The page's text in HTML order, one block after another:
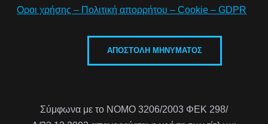
Οροι χρήσης – Πολιτική απορρήτου – Cookie – GDPR
Σύμφωνα με το ΝΟΜΟ 3206/2003 ΦΕΚ 298/